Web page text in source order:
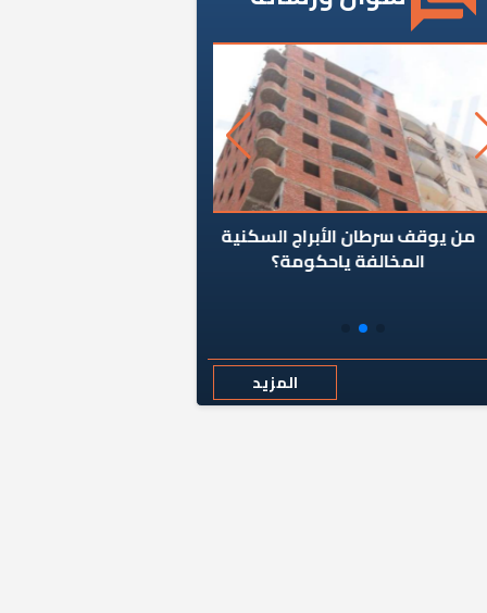
من يوقف سرطان الأبراج السكنية
المخالفة ياحكومة؟
المزيد